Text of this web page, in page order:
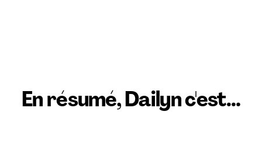
En résumé, Dailyn c'est…